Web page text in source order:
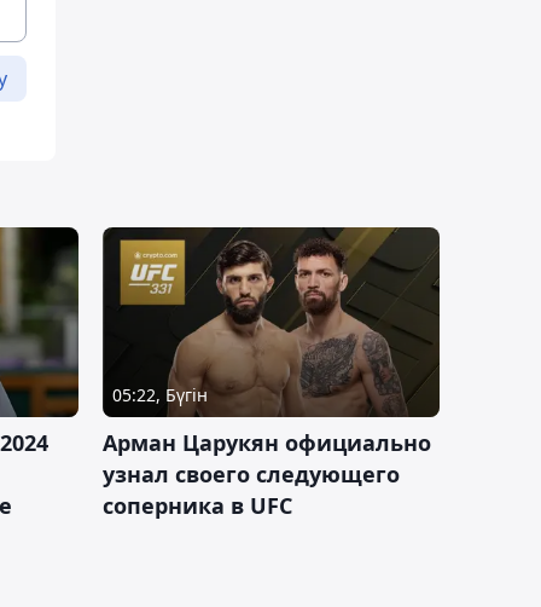
05:22, Бүгін
Арман Царукян официально
узнал своего следующего
соперника в UFC